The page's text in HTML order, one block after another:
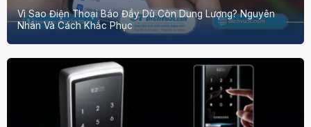
Vì Sao Điện Thoại Báo Đầy Dù Còn Dung Lượng? Nguyên
Nhân Và Cách Khắc Phục